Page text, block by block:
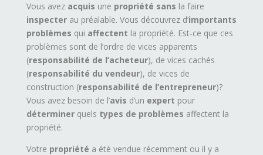
Vous avez acquis une propriété sans la faire
inspecterau préalable. Vous découvrez d’importants
problèmes qui affectent la propriété. Est-ce que ces
problèmes sont de l’ordre de vices apparents
(responsabilité de l’acheteur), de vices cachés
(responsabilité du vendeur), de vices de
construction (responsabilité de l’entrepreneur)?
Vous avez besoin de l’avis d’un expert pour
déterminerquels types de problèmes affectent la
propriété.
Votre propriété a été vendue récemment ou il y a